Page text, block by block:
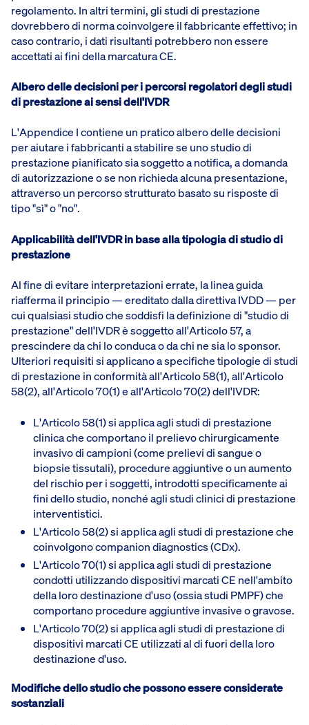
regolamento. In altri termini, gli studi di prestazione
dovrebbero di norma coinvolgere il fabbricante effettivo; in
caso contrario, i dati risultanti potrebbero non essere
accettati ai fini della marcatura CE.
Albero delle decisioni per i percorsi regolatori degli studi
di prestazione ai sensi dell'IVDR
L'Appendice I contiene un pratico albero delle decisioni
per aiutare i fabbricanti a stabilire se uno studio di
prestazione pianificato sia soggetto a notifica, a domanda
di autorizzazione o se non richieda alcuna presentazione,
attraverso un percorso strutturato basato su risposte di
tipo "sì" o "no".
Applicabilità dell'IVDR in base alla tipologia di studio di
prestazione
Al fine di evitare interpretazioni errate, la linea guida
riafferma il principio — ereditato dalla direttiva IVDD — per
cui qualsiasi studio che soddisfi la definizione di "studio di
prestazione" dell'IVDR è soggetto all'Articolo 57, a
prescindere da chi lo conduca o da chi ne sia lo sponsor.
Ulteriori requisiti si applicano a specifiche tipologie di studi
di prestazione in conformità all'Articolo 58(1), all'Articolo
58(2), all'Articolo 70(1) e all'Articolo 70(2) dell'IVDR:
L'Articolo 58(1) si applica agli studi di prestazione
clinica che comportano il prelievo chirurgicamente
invasivo di campioni (come prelievi di sangue o
biopsie tissutali), procedure aggiuntive o un aumento
del rischio per i soggetti, introdotti specificamente ai
fini dello studio, nonché agli studi clinici di prestazione
interventistici.
L'Articolo 58(2) si applica agli studi di prestazione che
coinvolgono companion diagnostics (CDx).
L'Articolo 70(1) si applica agli studi di prestazione
condotti utilizzando dispositivi marcati CE nell'ambito
della loro destinazione d'uso (ossia studi PMPF) che
comportano procedure aggiuntive invasive o gravose.
L'Articolo 70(2) si applica agli studi di prestazione di
dispositivi marcati CE utilizzati al di fuori della loro
destinazione d'uso.
Modifiche dello studio che possono essere considerate
sostanziali